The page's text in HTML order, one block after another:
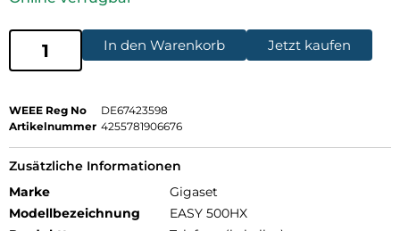
In den Warenkorb Jetzt kaufen
WEEE Reg No
DE67423598
Artikelnummer 4255781906676
Zusätzliche Informationen
Marke
Gigaset
Modellbezeichnung
EASY 500HX